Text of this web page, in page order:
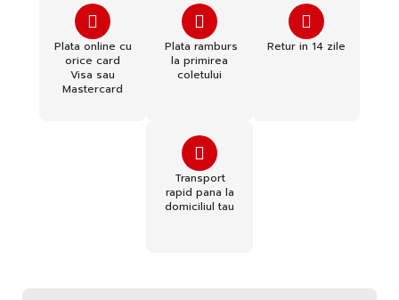
Plata online cu
orice card
Visa sau
Mastercard
Plata ramburs
la primirea
coletului
Retur in 14 zile
Transport
rapid pana la
domiciliul tau